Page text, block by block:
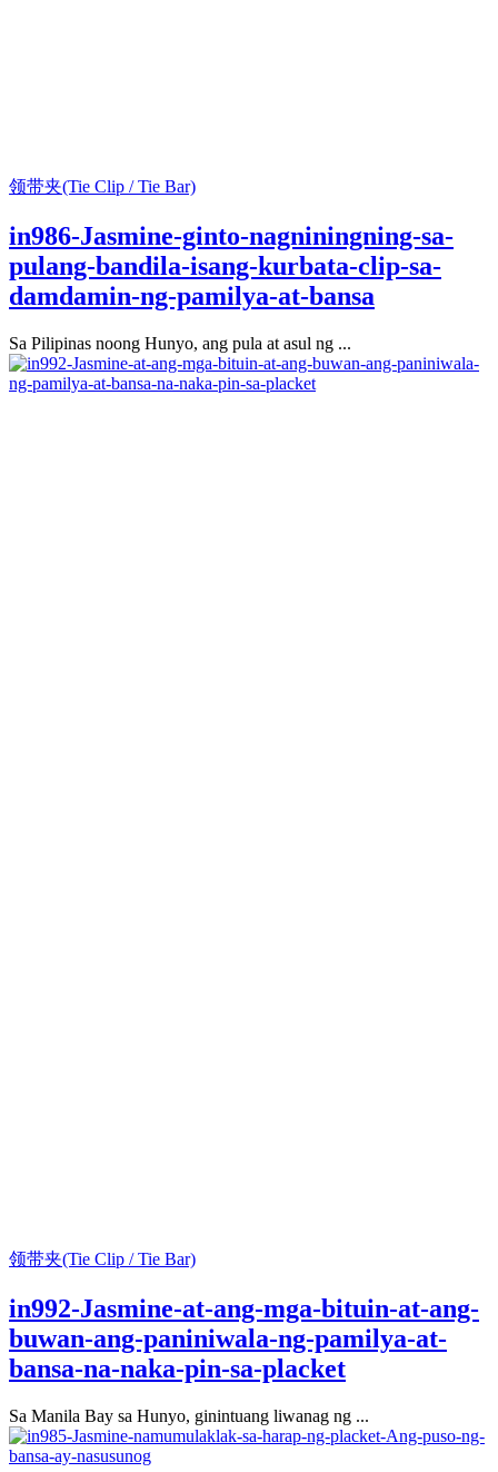
领带夹(Tie Clip / Tie Bar)
in986-Jasmine-ginto-nagniningning-sa-
pulang-bandila-isang-kurbata-clip-sa-
damdamin-ng-pamilya-at-bansa
Sa Pilipinas noong Hunyo, ang pula at asul ng ...
领带夹(Tie Clip / Tie Bar)
in992-Jasmine-at-ang-mga-bituin-at-ang-
buwan-ang-paniniwala-ng-pamilya-at-
bansa-na-naka-pin-sa-placket
Sa Manila Bay sa Hunyo, ginintuang liwanag ng ...